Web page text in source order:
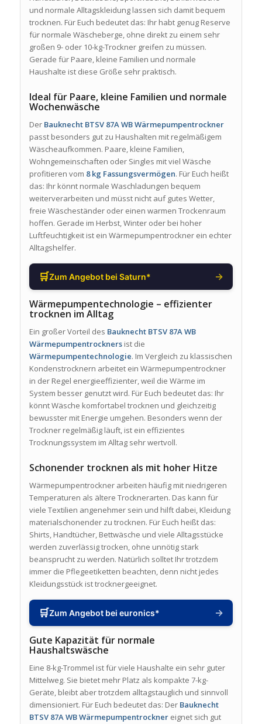
und normale Alltagskleidung lassen sich damit bequem
trocknen. Für Euch bedeutet das: Ihr habt genug Reserve
für normale Wäscheberge, ohne direkt zu einem sehr
großen 9- oder 10-kg-Trockner greifen zu müssen.
Gerade für Paare, kleine Familien und normale
Haushalte ist diese Größe sehr praktisch.
Ideal für Paare, kleine Familien und normale
Wochenwäsche
Der Bauknecht BTSV 87A WB Wärmepumpentrockner
passt besonders gut zu Haushalten mit regelmäßigem
Wäscheaufkommen. Paare, kleine Familien,
Wohngemeinschaften oder Singles mit viel Wäsche
profitieren vom 8 kg Fassungsvermögen. Für Euch heißt
das: Ihr könnt normale Waschladungen bequem
weiterverarbeiten und müsst nicht auf gutes Wetter,
freie Wäscheständer oder einen warmen Trockenraum
hoffen. Gerade im Herbst, Winter oder bei hoher
Luftfeuchtigkeit ist ein Wärmepumpentrockner ein echter
Alltagshelfer.
🛒Zum Angebot bei Saturn* →
Wärmepumpentechnologie – effizienter
trocknen im Alltag
Ein großer Vorteil des Bauknecht BTSV 87A WB
Wärmepumpentrocknersist die
Wärmepumpentechnologie. Im Vergleich zu klassischen
Kondenstrocknern arbeitet ein Wärmepumpentrockner
in der Regel energieeffizienter, weil die Wärme im
System besser genutzt wird. Für Euch bedeutet das: Ihr
könnt Wäsche komfortabel trocknen und gleichzeitig
bewusster mit Energie umgehen. Besonders wenn der
Trockner regelmäßig läuft, ist ein effizientes
Trocknungssystem im Alltag sehr wertvoll.
Schonender trocknen als mit hoher Hitze
Wärmepumpentrockner arbeiten häufig mit niedrigeren
Temperaturen als ältere Trocknerarten. Das kann für
viele Textilien angenehmer sein und hilft dabei, Kleidung
materialschonender zu trocknen. Für Euch heißt das:
Shirts, Handtücher, Bettwäsche und viele Alltagsstücke
werden zuverlässig trocken, ohne unnötig stark
beansprucht zu werden. Natürlich solltet Ihr trotzdem
immer die Pflegeetiketten beachten, denn nicht jedes
Kleidungsstück ist trocknergeeignet.
🛒Zum Angebot bei euronics* →
Gute Kapazität für normale
Haushaltswäsche
Eine 8-kg-Trommel ist für viele Haushalte ein sehr guter
Mittelweg. Sie bietet mehr Platz als kompakte 7-kg-
Geräte, bleibt aber trotzdem alltagstauglich und sinnvoll
dimensioniert. Für Euch bedeutet das: Der Bauknecht
BTSV 87A WB Wärmepumpentrocknereignet sich gut